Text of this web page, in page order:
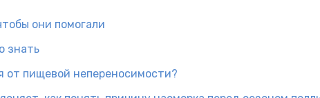
они помогали
знать
от пищевой непереносимости?